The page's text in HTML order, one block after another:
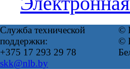
Служба технической
поддержки:
+375 17 293 29 78
skk@nlb.by
©
©